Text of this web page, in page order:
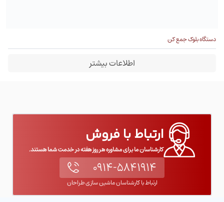
دستگاه بلوک جمع کن
اطلاعات بیشتر
ارتباط با فروش
کارشناسان ما برای مشاوره هر روز هفته در خدمت شما هستند.
۰۹۱۴-۵۸۴۱۹۱۴
ارتباط با کارشناسان ماشین سازی طراحان